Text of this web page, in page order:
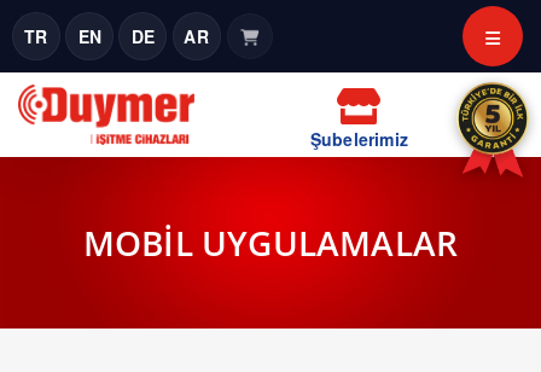
TR EN DE AR
Şubelerimiz
MOBİL UYGULAMALAR